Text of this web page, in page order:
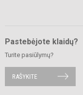
Pastebėjote klaidų?
Turite pasiūlymų?
RAŠYKITE